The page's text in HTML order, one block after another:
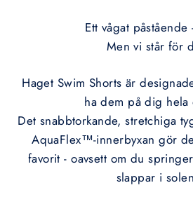
Ett vågat påstående
Men vi står för
Haget Swim Shorts är
ha dem på dig hela
Det snabbtorkande, stretchiga
AquaFlex™-innerbyxan gör
favorit - oavsett om du
slappar i